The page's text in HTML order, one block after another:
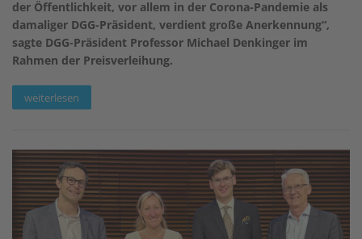
der Öffentlichkeit, vor allem in der Corona-Pandemie als
damaliger DGG-Präsident, verdient große Anerkennung“,
sagte DGG-Präsident Professor Michael Denkinger im
Rahmen der Preisverleihung.
weiterlesen